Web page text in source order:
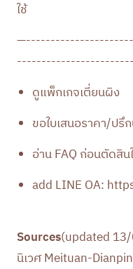
ใช้
ดูแพ็กเกจเตี่ยนผิง
ขอใบเสนอราคา/ปรึ
อ่าน FAQ ก่อนตัดสิน
add LINE OA:
Sources(updated
นิเวศ Meituan-